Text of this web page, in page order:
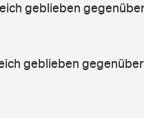
geblieben
geblieben